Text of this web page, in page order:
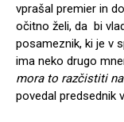
vprašal premier in
očitno želi, da bi
posameznik, ki je v
ima neko drugo
mora to razčistiti
povedal predsednik